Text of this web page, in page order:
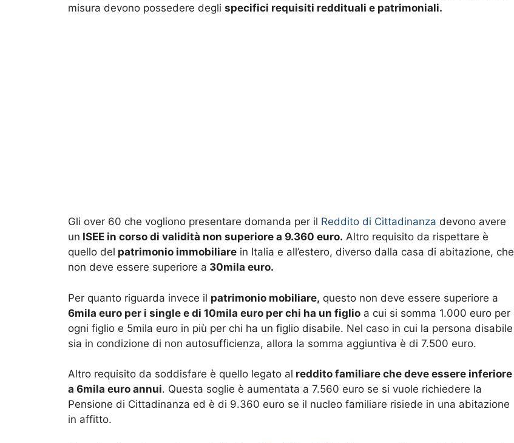
misura devono possedere degli specifici requisiti reddituali e patrimoniali.
Gli over 60 che vogliono presentare domanda per il Reddito di Cittadinanza devono avere
un ISEE in corso di validità non superiore a 9.360 euro. Altro requisito da rispettare è
quello del patrimonio immobiliare in Italia e all’estero, diverso dalla casa di abitazione, che
non deve essere superiore a 30mila euro.
Per quanto riguarda invece il patrimonio mobiliare, questo non deve essere superiore a
6mila euro per i single e di 10mila euro per chi ha un figlio a cui si somma 1.000 euro per
ogni figlio e 5mila euro in più per chi ha un figlio disabile. Nel caso in cui la persona disabile
sia in condizione di non autosufficienza, allora la somma aggiuntiva è di 7.500 euro.
Altro requisito da soddisfare è quello legato al reddito familiare che deve essere inferiore
a 6mila euro annui. Questa soglie è aumentata a 7.560 euro se si vuole richiedere la
Pensione di Cittadinanza ed è di 9.360 euro se il nucleo familiare risiede in una abitazione
in affitto.